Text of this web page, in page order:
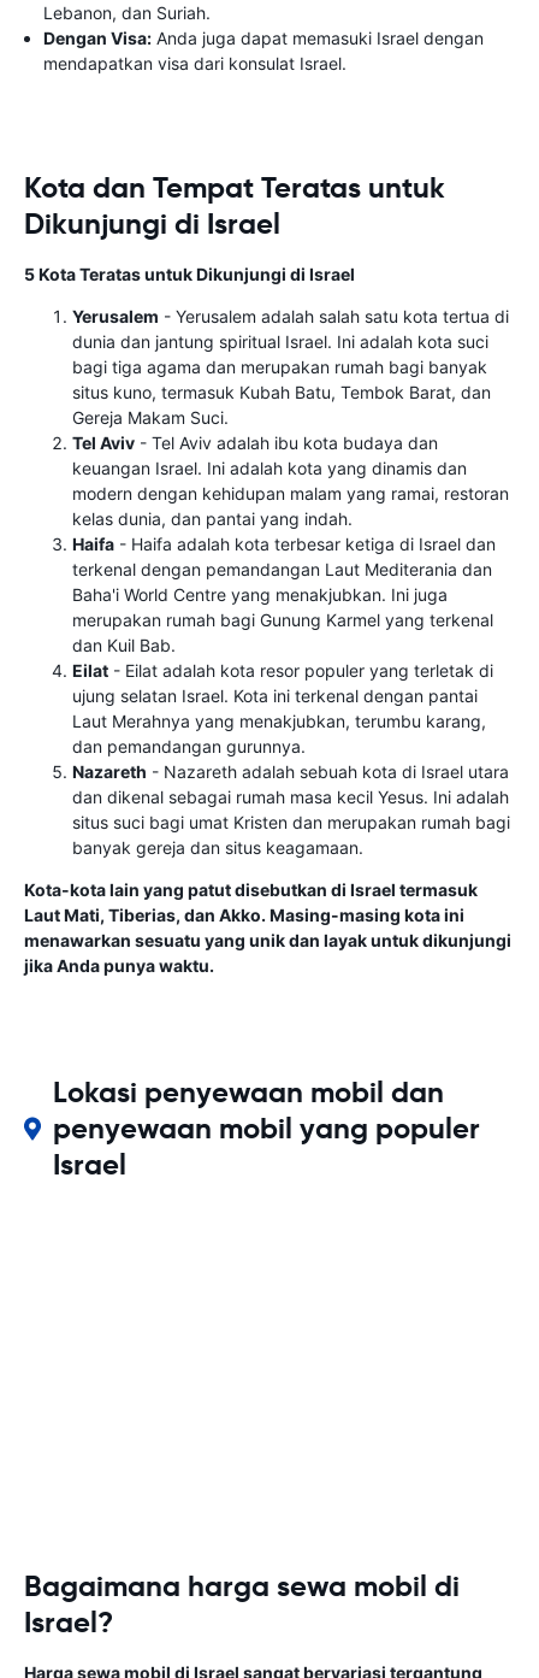
Lebanon, dan Suriah.
Dengan Visa: Anda juga dapat memasuki Israel dengan
mendapatkan visa dari konsulat Israel.
Kota dan Tempat Teratas untuk
Dikunjungi di Israel
5 Kota Teratas untuk Dikunjungi di Israel
Yerusalem - Yerusalem adalah salah satu kota tertua di
dunia dan jantung spiritual Israel. Ini adalah kota suci
bagi tiga agama dan merupakan rumah bagi banyak
situs kuno, termasuk Kubah Batu, Tembok Barat, dan
Gereja Makam Suci.
Tel Aviv - Tel Aviv adalah ibu kota budaya dan
keuangan Israel. Ini adalah kota yang dinamis dan
modern dengan kehidupan malam yang ramai, restoran
kelas dunia, dan pantai yang indah.
Haifa - Haifa adalah kota terbesar ketiga di Israel dan
terkenal dengan pemandangan Laut Mediterania dan
Baha'i World Centre yang menakjubkan. Ini juga
merupakan rumah bagi Gunung Karmel yang terkenal
dan Kuil Bab.
Eilat - Eilat adalah kota resor populer yang terletak di
ujung selatan Israel. Kota ini terkenal dengan pantai
Laut Merahnya yang menakjubkan, terumbu karang,
dan pemandangan gurunnya.
Nazareth - Nazareth adalah sebuah kota di Israel utara
dan dikenal sebagai rumah masa kecil Yesus. Ini adalah
situs suci bagi umat Kristen dan merupakan rumah bagi
banyak gereja dan situs keagamaan.
Kota-kota lain yang patut disebutkan di Israel termasuk
Laut Mati, Tiberias, dan Akko. Masing-masing kota ini
menawarkan sesuatu yang unik dan layak untuk dikunjungi
jika Anda punya waktu.
Lokasi penyewaan mobil dan
penyewaan mobil yang populer
Israel
Bagaimana harga sewa mobil di
Israel?
Harga sewa mobil di Israel sangat bervariasi tergantung